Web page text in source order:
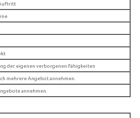
der eigenen verborgenen Fähigkeiten
mehrere Angebot annehmen.
annehmen.